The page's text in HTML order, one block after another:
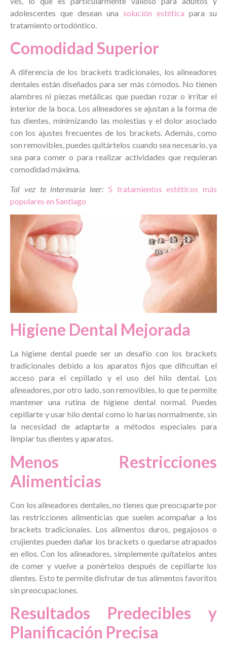
adolescentes que desean una solución estética para su
tratamiento ortodóntico.
Comodidad Superior
A diferencia de los brackets tradicionales, los alineadores
dentales están diseñados para ser más cómodos. No tienen
alambres ni piezas metálicas que puedan rozar o irritar el
interior de la boca. Los alineadores se ajustan a la forma de
tus dientes, minimizando las molestias y el dolor asociado
con los ajustes frecuentes de los brackets. Además, como
son removibles, puedes quitártelos cuando sea necesario, ya
sea para comer o para realizar actividades que requieran
comodidad máxima.
Tal vez te interesaría leer: 5 tratamientos estéticos más
populares en Santiago
Higiene Dental Mejorada
La higiene dental puede ser un desafío con los brackets
tradicionales debido a los aparatos fijos que dificultan el
acceso para el cepillado y el uso del hilo dental. Los
alineadores, por otro lado, son removibles, lo que te permite
mantener una rutina de higiene dental normal. Puedes
cepillarte y usar hilo dental como lo harías normalmente, sin
la necesidad de adaptarte a métodos especiales para
limpiar tus dientes y aparatos.
Menos Restricciones
Alimenticias
Con los alineadores dentales, no tienes que preocuparte por
las restricciones alimenticias que suelen acompañar a los
brackets tradicionales. Los alimentos duros, pegajosos o
crujientes pueden dañar los brackets o quedarse atrapados
en ellos. Con los alineadores, simplemente quítatelos antes
de comer y vuelve a ponértelos después de cepillarte los
dientes. Esto te permite disfrutar de tus alimentos favoritos
sin preocupaciones.
Resultados Predecibles y
Planificación Precisa